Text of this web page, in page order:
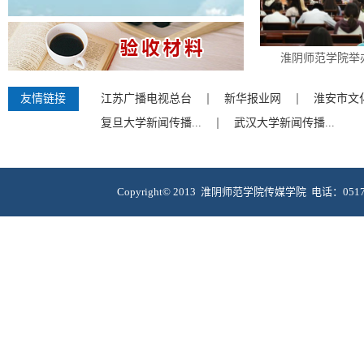
淮阴师范学院举
友情链接 江苏广播电视总台 新华报业网
淮安市文
复旦大学新闻传播...
武汉大学新闻传播...
Copyright© 2013 淮阴师范学院传媒学院 电话：